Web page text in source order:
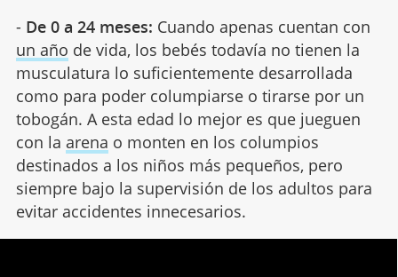
- De 0 a 24 meses: Cuando apenas cuentan con
un año de vida, los bebés todavía no tienen la
musculatura lo suficientemente desarrollada
como para poder columpiarse o tirarse por un
tobogán. A esta edad lo mejor es que jueguen
con la arena o monten en los columpios
destinados a los niños más pequeños, pero
siempre bajo la supervisión de los adultos para
evitar accidentes innecesarios.